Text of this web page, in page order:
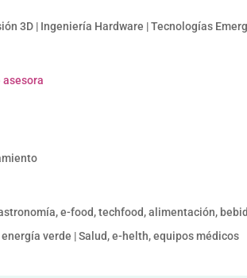
3D | Ingeniería Hardware | Tecnologías
asesora
e-food, techfood, alimentación,
verde | Salud, e-helth, equipos médicos